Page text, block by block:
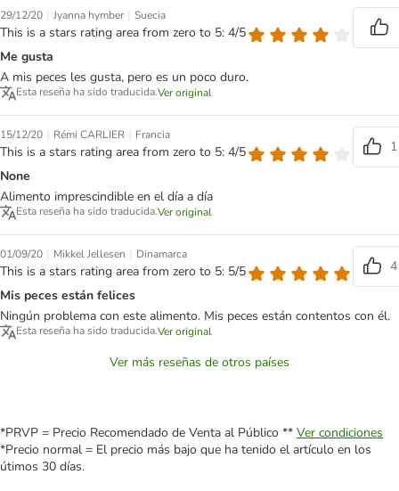
29/12/20 | Jyanna hymber | Suecia
This is a stars rating area from zero to 5: 4/5
Me gusta
A mis peces les gusta, pero es un poco duro.
Esta reseña ha sido traducida.Ver original
15/12/20 | Rémi CARLIER | Francia
This is a stars rating area from zero to 5: 4/5
1
None
Alimento imprescindible en el día a día
Esta reseña ha sido traducida.Ver original
01/09/20 | Mikkel Jellesen | Dinamarca
This is a stars rating area from zero to 5: 5/5
4
Mis peces están felices
Ningún problema con este alimento. Mis peces están contentos con él.
Esta reseña ha sido traducida.Ver original
Ver más reseñas de otros países
*PRVP = Precio Recomendado de Venta al Público ** Ver condiciones
*Precio normal = El precio más bajo que ha tenido el artículo en los
útimos 30 días.